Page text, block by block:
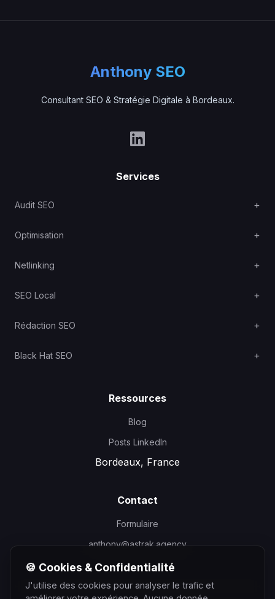
Anthony SEO
Consultant SEO & Stratégie Digitale à Bordeaux.
Services
Audit SEO
Optimisation
Netlinking
SEO Local
Rédaction SEO
Black Hat SEO
Ressources
Blog
Posts LinkedIn
Bordeaux, France
Contact
Formulaire
anthony@astrak.agency
🍪 Cookies & Confidentialité
J'utilise des cookies pour analyser le trafic et